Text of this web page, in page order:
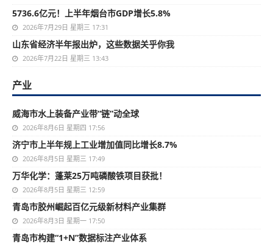
5736.6亿元！上半年烟台市GDP增长5.8%
2026年7月29日 星期三 17:31
山东省经济半年报出炉，这些数据关乎你我
2026年7月22日 星期三 13:43
产业
威海市水上装备产业带“链”动全球
2026年8月6日 星期四 17:56
济宁市上半年规上工业增加值同比增长8.7%
2026年8月5日 星期三 17:49
万华化学：蓬莱25万吨磷酸铁项目获批！
2026年8月5日 星期三 12:59
青岛市胶州崛起百亿元级新材料产业集群
2026年8月3日 星期一 17:50
青岛市构建“1+N”数据标注产业体系